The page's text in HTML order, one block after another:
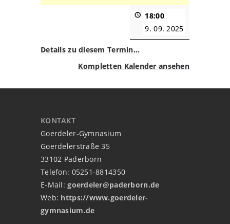
18:00
9. 09. 2025
Details zu diesem Termin…
Kompletten Kalender ansehen
KONTAKT
Goerdeler-Gymnasium
Goerdelerstraße 35
33102 Paderborn
Telefon: 05251-8814350
E-Mail:goerdeler@paderborn.de
Web: https://www.goerdeler-
gymnasium.de